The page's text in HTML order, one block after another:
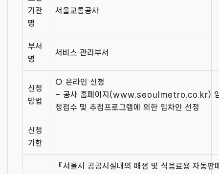
기관
명
서울교통공사
부서
명
서비스 관리부서
신청
방법
○ 온라인 신청
– 공사 홈페이지(www.seoulmetro.co.kr) 임
청접수 및 추첨프로그램에 의한 임차인 선정
신청
기한
『서울시 공공시설내의 매점 및 식음료용 자동